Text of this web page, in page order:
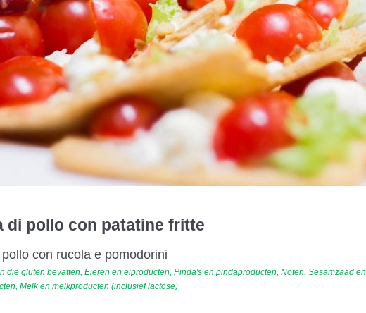
di pollo con patatine fritte
con rucola e pomodorini
die gluten bevatten, Eieren en eiproducten, Pinda's en pindaproducten, Noten, Sesamzaad en
Melk en melkproducten (inclusief lactose)